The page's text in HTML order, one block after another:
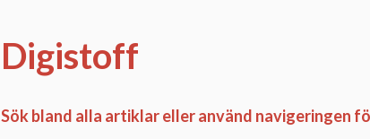
Digistoff
Sök bland alla artiklar eller använd navigeringen